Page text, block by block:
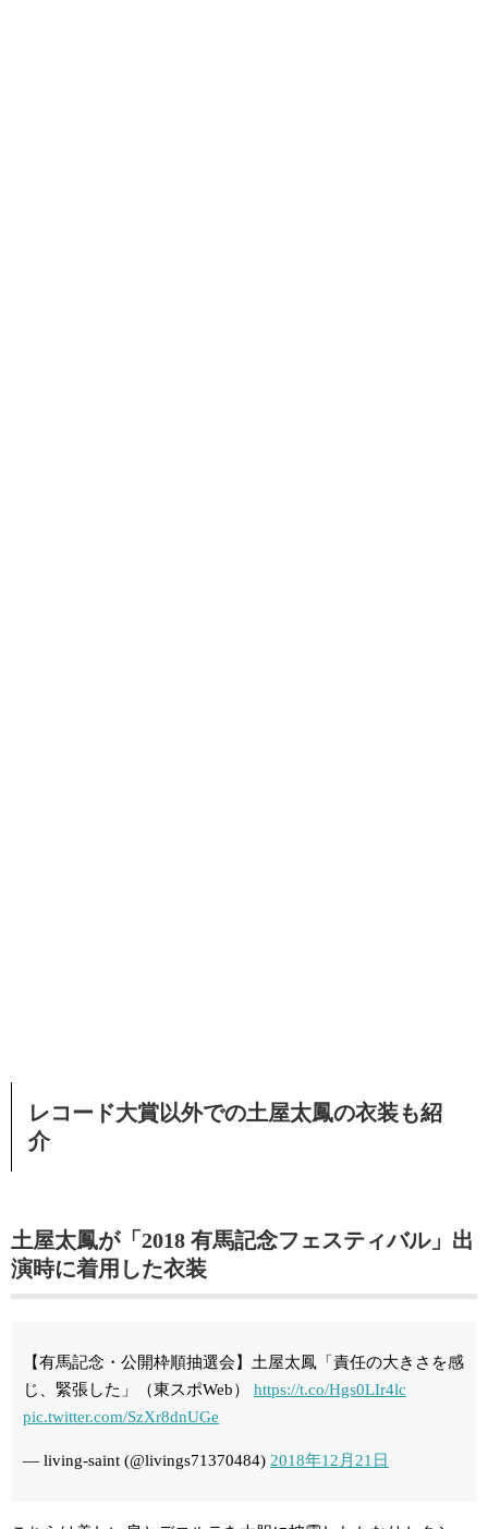
レコード大賞以外での土屋太鳳の衣装も紹
介
土屋太鳳が「2018 有馬記念フェスティバル」出
演時に着用した衣装
【有馬記念・公開枠順抽選会】土屋太鳳「責任の大きさを感
じ、緊張した」（東スポWeb） https://t.co/Hgs0LIr4lc
pic.twitter.com/SzXr8dnUGe
— living-saint (@livings71370484) 2018年12月21日